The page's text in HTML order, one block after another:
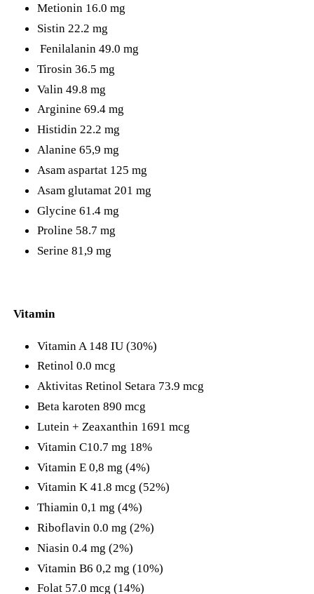
Metionin 16.0 mg
Sistin 22.2 mg
Fenilalanin 49.0 mg
Tirosin 36.5 mg
Valin 49.8 mg
Arginine 69.4 mg
Histidin 22.2 mg
Alanine 65,9 mg
Asam aspartat 125 mg
Asam glutamat 201 mg
Glycine 61.4 mg
Proline 58.7 mg
Serine 81,9 mg
Vitamin
Vitamin A 148 IU (30%)
Retinol 0.0 mcg
Aktivitas Retinol Setara 73.9 mcg
Beta karoten 890 mcg
Lutein + Zeaxanthin 1691 mcg
Vitamin C10.7 mg 18%
Vitamin E 0,8 mg (4%)
Vitamin K 41.8 mcg (52%)
Thiamin 0,1 mg (4%)
Riboflavin 0.0 mg (2%)
Niasin 0.4 mg (2%)
Vitamin B6 0,2 mg (10%)
Folat 57.0 mcg (14%)